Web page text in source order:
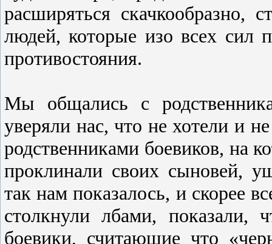
расширяться скачкообразно,
людей, которые изо всех сил
противостояния.
Мы общались с
уверяли нас, что не хотели и
родственниками боевиков, на
проклинали своих сыновей,
так нам показалось, и скорее
столкнули лбами,
боевики, считающие что